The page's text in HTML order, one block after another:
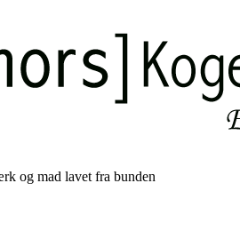
og mad lavet fra bunden